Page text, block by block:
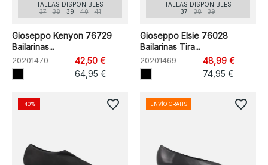
TALLAS DISPONIBLES
37
38 39 40 41
Gioseppo Kenyon 76729
Bailarinas...
20201470
42,50 €
64,95 €
TALLAS DISPONIBLES
37
38 39
Gioseppo Elsie 76028
Bailarinas Tira...
20201469
48,99 €
74,95 €
-40% favorite_border ENVÍO GRATIS favorite_border